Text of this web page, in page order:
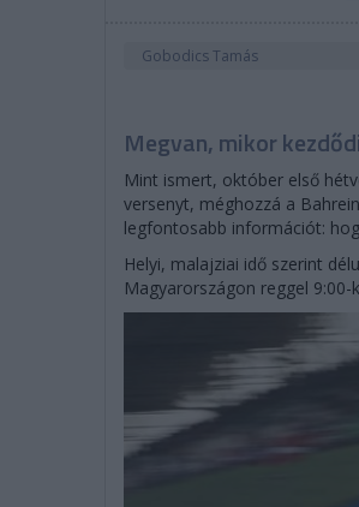
Gobodics Tamás
Megvan, mikor
Mint ismert, október első
versenyt, méghozzá a
legfontosabb információt:
Helyi, malajziai idő szerint
Magyarországon reggel